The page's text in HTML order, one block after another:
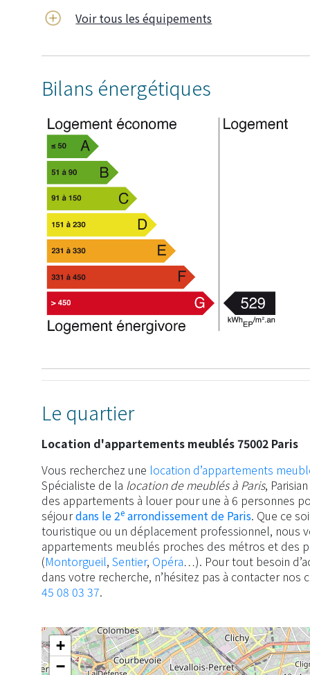
Voir tous les équipements
Bilans énergétiques
Le quartier
Location d'appartements meublés 75002 Paris
Vous recherchez une location d’appartements
Spécialiste de la location de meublés à Paris,
des appartements à louer pour une à 6 personnes
séjourdans le 2e arrondissement de Paris. Que ce
touristique ou un déplacement professionnel, nous
appartements meublés proches des métros et des
(Montorgueil, Sentier, Opéra…). Pour tout besoin
dans votre recherche, n’hésitez pas à contacter nos
45 08 03 37.
+
−